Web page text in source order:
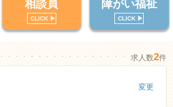
相談員
CLICK ▶︎
障がい福祉
CLICK ▶︎
・・・・・・・・・・・・・・・・・・・・・・
求人数2件
変更